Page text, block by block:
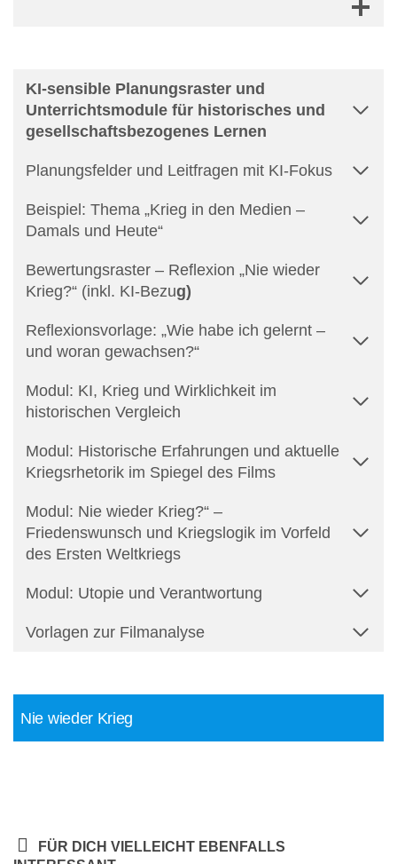
KI-sensible Planungsraster und
Unterrichtsmodule für historisches und
gesellschaftsbezogenes Lernen
Planungsfelder und Leitfragen mit KI-Fokus
Beispiel: Thema „Krieg in den Medien –
Damals und Heute“
Bewertungsraster – Reflexion „Nie wieder
Krieg?“ (inkl. KI-Bezug)
Reflexionsvorlage: „Wie habe ich gelernt –
und woran gewachsen?“
Modul: KI, Krieg und Wirklichkeit im
historischen Vergleich
Modul: Historische Erfahrungen und aktuelle
Kriegsrhetorik im Spiegel des Films
Modul: Nie wieder Krieg?“ –
Friedenswunsch und Kriegslogik im Vorfeld
des Ersten Weltkriegs
Modul: Utopie und Verantwortung
Vorlagen zur Filmanalyse
Nie wieder Krieg
FÜR DICH VIELLEICHT EBENFALLS